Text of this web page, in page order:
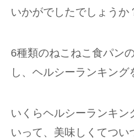
いかがでしたでしょうか
6種類のねこねこ食パン
し、ヘルシーランキング
いくらヘルシーランキン
いって、美味しくてつい